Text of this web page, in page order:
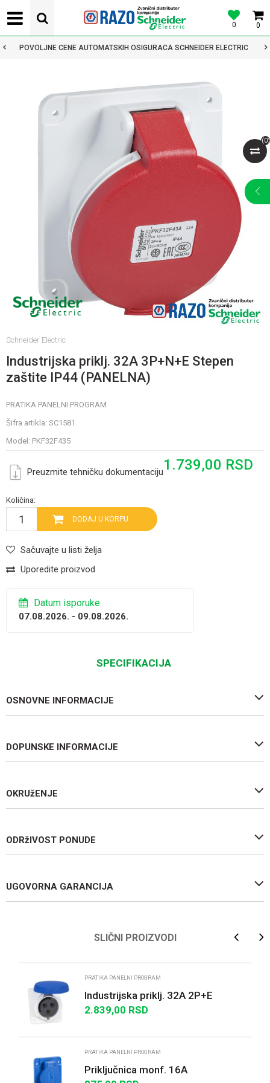
0
0
POVOLJNE CENE AUTOMATSKIH OSIGURACA SCHNEIDER ELECTRIC
(0)
Schneider Electric
Industrijska priklj. 32A 3P+N+E Stepen
zaštite IP44 (PANELNA)
PRATIKA PANELNI PROGRAM
Šifra artikla: SC1581
Model: PKF32F435
Preuzmite tehničku dokumentaciju1.739,00 RSD
Količina:
DODAJ U KORPU
Sačuvajte u listi želja
Uporedite proizvod
Datum isporuke
07.08.2026. - 09.08.2026.
SPECIFIKACIJA
OSNOVNE INFORMACIJE
DOPUNSKE INFORMACIJE
OKRUžENJE
ODRžIVOST PONUDE
UGOVORNA GARANCIJA
SLIČNI PROIZVODI
PRATIKA PANELNI PROGRAM
Industrijska priklj. 32A 2P+E
Stepen zaštite IP67 (PANELNA)
2.839,00 RSD
PRATIKA PANELNI PROGRAM
Priključnica monf. 16A